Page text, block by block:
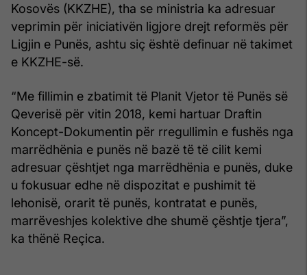
Kosovës (KKZHE), tha se ministria ka adresuar
veprimin për iniciativën ligjore drejt reformës për
Ligjin e Punës, ashtu siç është definuar në takimet
e KKZHE-së.
“Me fillimin e zbatimit të Planit Vjetor të Punës së
Qeverisë për vitin 2018, kemi hartuar Draftin
Koncept-Dokumentin për rregullimin e fushës nga
marrëdhënia e punës në bazë të të cilit kemi
adresuar çështjet nga marrëdhënia e punës, duke
u fokusuar edhe në dispozitat e pushimit të
lehonisë, orarit të punës, kontratat e punës,
marrëveshjes kolektive dhe shumë çështje tjera”,
ka thënë Reçica.